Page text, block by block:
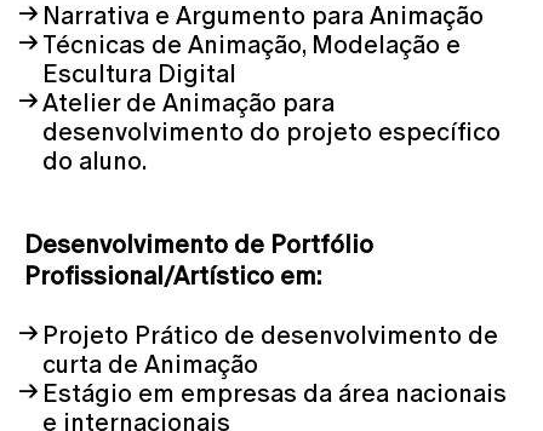
Narrativa e Argumento para Animação
Técnicas de Animação, Modelação e
Escultura Digital
Atelier de Animação para
desenvolvimento do projeto específico
do aluno.
Desenvolvimento de Portfólio
Profissional/Artístico em:
Projeto Prático de desenvolvimento de
curta de Animação
Estágio em empresas da área nacionais
e internacionais